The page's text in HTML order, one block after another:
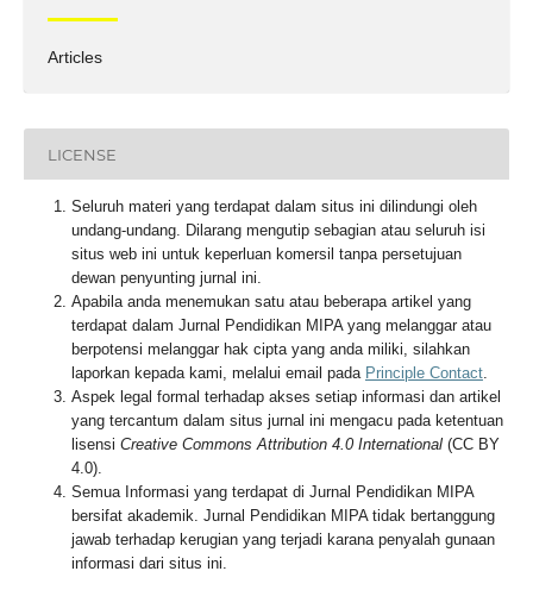
Articles
LICENSE
Seluruh materi yang terdapat dalam situs ini dilindungi oleh
undang-undang. Dilarang mengutip sebagian atau seluruh isi
situs web ini untuk keperluan komersil tanpa persetujuan
dewan penyunting jurnal ini.
Apabila anda menemukan satu atau beberapa artikel yang
terdapat dalam Jurnal Pendidikan MIPA yang melanggar atau
berpotensi melanggar hak cipta yang anda miliki, silahkan
laporkan kepada kami, melalui email pada Principle Contact.
Aspek legal formal terhadap akses setiap informasi dan artikel
yang tercantum dalam situs jurnal ini mengacu pada ketentuan
lisensi Creative Commons Attribution 4.0 International(CC BY
4.0).
Semua Informasi yang terdapat di Jurnal Pendidikan MIPA
bersifat akademik. Jurnal Pendidikan MIPA tidak bertanggung
jawab terhadap kerugian yang terjadi karana penyalah gunaan
informasi dari situs ini.